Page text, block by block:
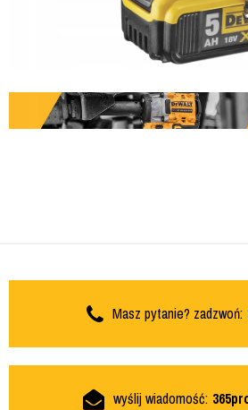
Masz pytanie? zadzwoń:
wyślij wiadomość: